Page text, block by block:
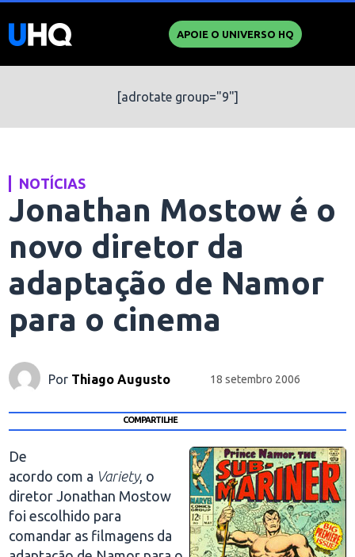
APOIE O UNIVERSO HQ
[adrotate group="9"]
NOTÍCIAS
Jonathan Mostow é o
novo diretor da
adaptação de Namor
para o cinema
Por Thiago Augusto 18 setembro 2006
COMPARTILHE
De
acordo com a Variety, o
diretor Jonathan Mostow
foi escolhido para
comandar as filmagens da